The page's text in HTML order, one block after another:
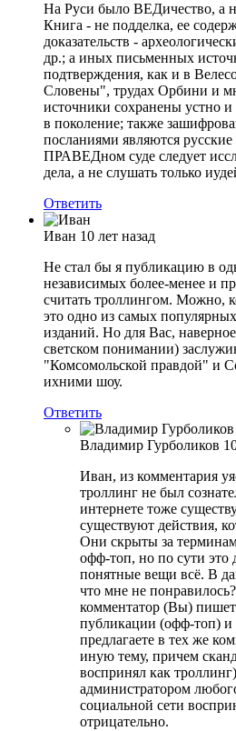
На Руси было ВЕДичество, а
Книга - не подделка, ее
доказательств -
др.; а иных письменных
подтверждения, как и в
Словены", трудах Орбини и
источники сохранены устно и
в поколение; также
посланиями являются
ПРАВЕДном суде следует
дела, а не слушать только
Ответить
Иван 10 лет назад
Не стал бы я публикацию в
независимых более-менее и
считать троллингом. Можно,
это одно из самых
изданий. Но для Вас,
светском понимании)
"Комсомольской правдой" и
ихними шоу.
Ответить
Владимир Гурболиков
Иван, из комментария
троллинг не был
интернете тоже
существуют действия,
Они скрыты за
офф-топ, но по сути это
понятные вещи всё. В
что мне не
комментатор (Вы)
публикации (офф-топ) и
предлагаете в тех же
иную тему, причем
воспринял как
администратором
социальной сети
отрицательно.